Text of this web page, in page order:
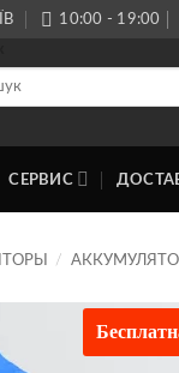
10:00 - 19:00
СЕРВИС
/